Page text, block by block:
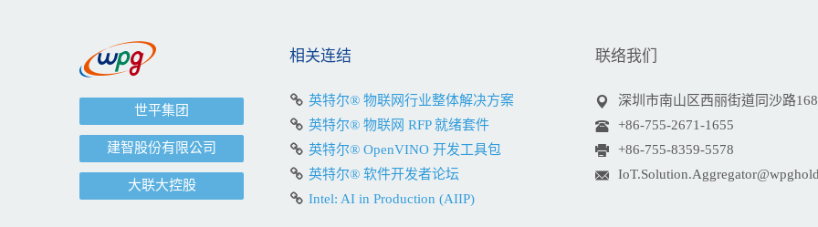
世平集团
建智股份有限公司
大联大控股
相关连结
英特尔® 物联网行业整体解决方案
英特尔® 物联网 RFP 就绪套件
英特尔® OpenVINO 开发工具包
英特尔® 软件开发者论坛
Intel: AI in Production (AIIP)
联络我们
深圳市南山区西丽街道同沙路
+86-755-2671-1655
+86-755-8359-5578